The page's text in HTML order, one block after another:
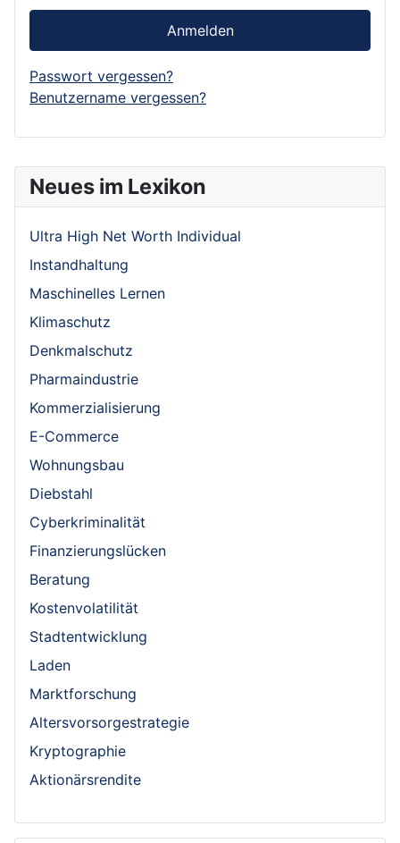
Neues im Lexikon
Ultra High Net Worth Individual
Instandhaltung
Maschinelles Lernen
Klimaschutz
Denkmalschutz
Pharmaindustrie
Kommerzialisierung
E-Commerce
Wohnungsbau
Diebstahl
Cyberkriminalität
Finanzierungslücken
Beratung
Kostenvolatilität
Stadtentwicklung
Laden
Marktforschung
Altersvorsorgestrategie
Kryptographie
Aktionärsrendite
Anmelden
Passwort vergessen?
Benutzername vergessen?